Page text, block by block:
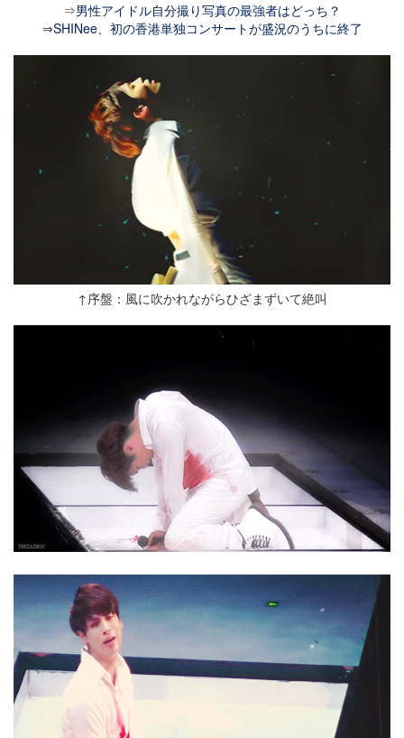
⇒男性アイドル自分撮り写真の最強者はどっち？
⇒SHINee、初の香港単独コンサートが盛況のうちに終了
↑序盤：風に吹かれながらひざまずいて絶叫